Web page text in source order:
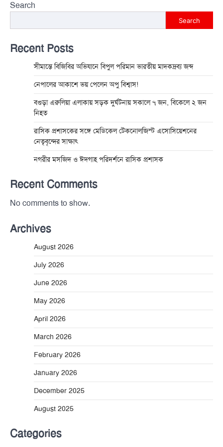
Search
Search
Recent Posts
সীমান্তে বিজিবির অভিযানে বিপুল পরিমান ভারতীয় মাদকদ্রব্য জব্দ
নেপালের আকাশে ভয় পেলেন অপু বিশ্বাস!
বগুড়া এরুলিয়া এলাকায় সড়ক দুর্ঘট্নায় সকালে ৭ জন, বিকেলে ২ জন
নিহত
রাসিক প্রশাসকের সঙ্গে মেডিকেল টেকনোলজিস্ট এসোসিয়েশনের
নেতৃবৃন্দের সাক্ষাৎ
নগরীর মসজিদ ও ঈদগাহ পরিদর্শনে রাসিক প্রশাসক
Recent Comments
No comments to show.
Archives
August 2026
July 2026
June 2026
May 2026
April 2026
March 2026
February 2026
January 2026
December 2025
August 2025
Categories